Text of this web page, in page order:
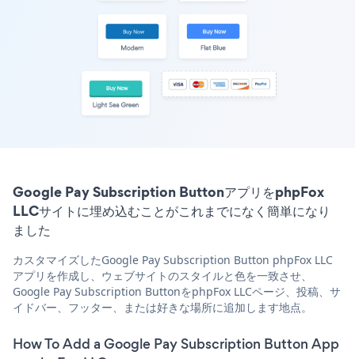
Google Pay Subscription ButtonアプリをphpFox
LLCサイトに埋め込むことがこれまでになく簡単になり
ました
カスタマイズしたGoogle Pay Subscription Button phpFox LLC
アプリを作成し、ウェブサイトのスタイルと色を一致させ、
Google Pay Subscription ButtonをphpFox LLCページ、投稿、サ
イドバー、フッター、または好きな場所に追加します地点。
How To Add a Google Pay Subscription Button App